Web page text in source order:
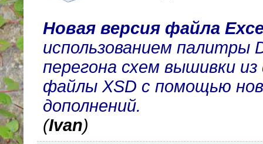
Новая версия файла
использованием палитры
перегона схем вышивки
файлы XSD с помощью
дополнений.
(Ivan)